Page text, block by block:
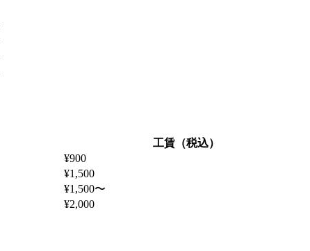
工賃（税込）
¥900
¥1,500
¥1,500〜
¥2,000